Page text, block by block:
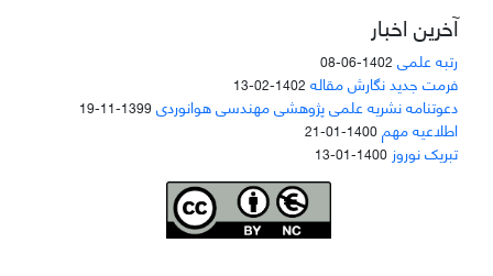
آخرین اخبار
رتبه علمی 1402-06-08
فرمت جدید نگارش مقاله 1402-02-13
دعوتنامه نشریه علمی پژوهشی مهندسی هوانوردی1399-11-19
اطلاعیه مهم1400-01-21
تبریک نوروز 1400-01-13